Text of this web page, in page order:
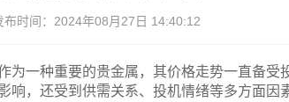
布时间：2024年08月27日 14:40:12
为一种重要的贵金属，其价格走势一直备
响，还受到供需关系、投机情绪等多方面因